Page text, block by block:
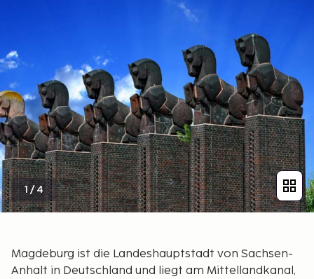
1/4
Magdeburg ist die Landeshauptstadt von Sachsen-
Anhalt in Deutschland und liegt am Mittellandkanal,